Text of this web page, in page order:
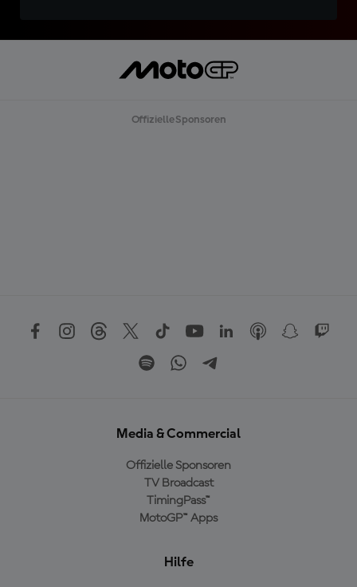
Offizielle Sponsoren
Media & Commercial
Offizielle Sponsoren
TV Broadcast
TimingPass™
MotoGP™ Apps
Hilfe